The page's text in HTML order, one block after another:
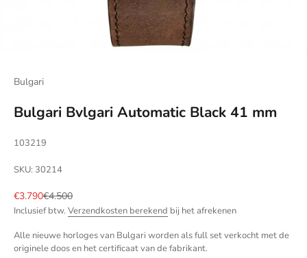
Bulgari
Bulgari Bvlgari Automatic Black 41 mm
103219
SKU: 30214
Aanbiedingsprijs
€3.790Normale prijs
€4.500
Inclusief btw. Verzendkosten berekend bij het afrekenen
Alle nieuwe horloges van Bulgari worden als full set verkocht met de
originele doos en het certificaat van de fabrikant.